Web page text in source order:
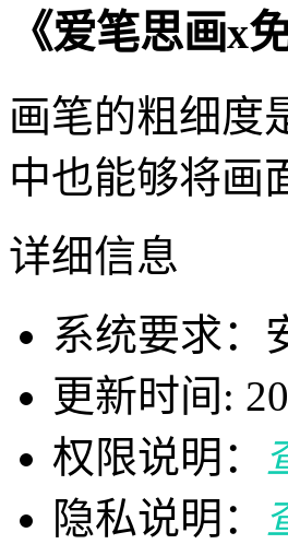
《爱笔思画x
画笔的粗细度
中也能够将画
详细信息
系统要求：
更新时间:
权限说明：
隐私说明：